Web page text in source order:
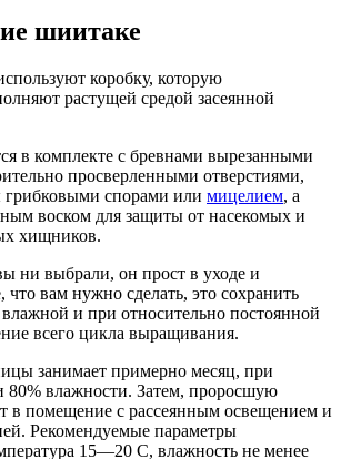
шиитаке
коробку, которую
растущей средой засеянной
в комплекте с бревнами вырезанными
просверленными отверстиями,
грибковыми спорами или мицелием, а
воском для защиты от насекомых и
хищников.
ни выбрали, он прост в уходе и
вам нужно сделать, это сохранить
и при относительно постоянной
всего цикла выращивания.
занимает примерно месяц, при
80% влажности. Затем, проросшую
в помещение с рассеянным освещением и
Рекомендуемые параметры
15—20 С, влажность не менее